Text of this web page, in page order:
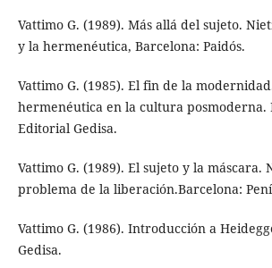
Vattimo G. (1989). Más allá del sujeto.
y la hermenéutica, Barcelona: Paidós.
Vattimo G. (1985). El fin de la
hermenéutica en la cultura posmoderna.
Editorial Gedisa.
Vattimo G. (1989). El sujeto y la máscara.
problema de la liberación.Barcelona:
Vattimo G. (1986). Introducción a
Gedisa.